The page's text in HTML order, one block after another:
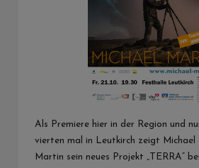
Als Premiere hier in der Region und
vierten mal in Leutkirch zeigt Michael
Martin sein neues Projekt „TERRA“